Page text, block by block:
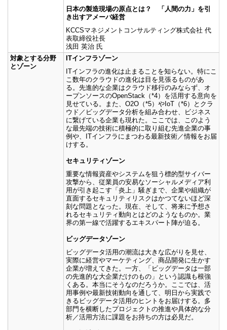
日本の製造現場の原点とは？ 「人間の力」を引
き出すアメーバ経営
KCCSマネジメントコンサルティング株式会社 代
表取締役社長
浅田 英治 氏
対象とする分野
とゾーン
ITインフラゾーン
ITインフラの進化は止まることを知らない。特にこ
こ数年のクラウドの進化は目を見張るものがあ
る。先進的な企業はクラウド移行のみならず、オ
ープンソースのOpenStack（*4）を活用する意向を
見せている。また、O2O（*5）やIoT（*6）とクラ
ウド／ビッグデータ分析を組み合わせ、ビジネス
に繋げている企業も現れた。ここでは、このよう
な最先端の技術に積極的に取り組む先進企業の事
例や、ITインフラにまつわる最新技術／情報をお届
けする。
セキュリティゾーン
重要な情報資産やシステムを狙う標的型サイバー
攻撃から、従業員の安易なソーシャルメディア利
用が引き起こす「炎上」騒ぎまで、企業や組織が
直面するセキュリティリスクはかつてないほど深
刻な問題となった。現在、そして、将来に予想さ
れるセキュリティ動向とはどのようなものか。業
界の第一線で活躍するエキスパート陣が迫る。
ビッグデータゾーン
ビッグデータ活用の潮流は大きな広がりを見せ、
実際に経営やマーケティング、商品開発に生かす
企業が増えてきた。一方、「ビッグデータは一部
の先進的な大企業だけのもの」という認識も根強
くある。本当にそうなのだろうか。ここでは、活
用事例や最新技術動向を通して、明日から実践で
きるビッグデータ活用のヒントをお届けする。多
部門を横断したプロジェクトの推進や具体的な分
析／活用方法に課題をお持ちの方は必見だ。